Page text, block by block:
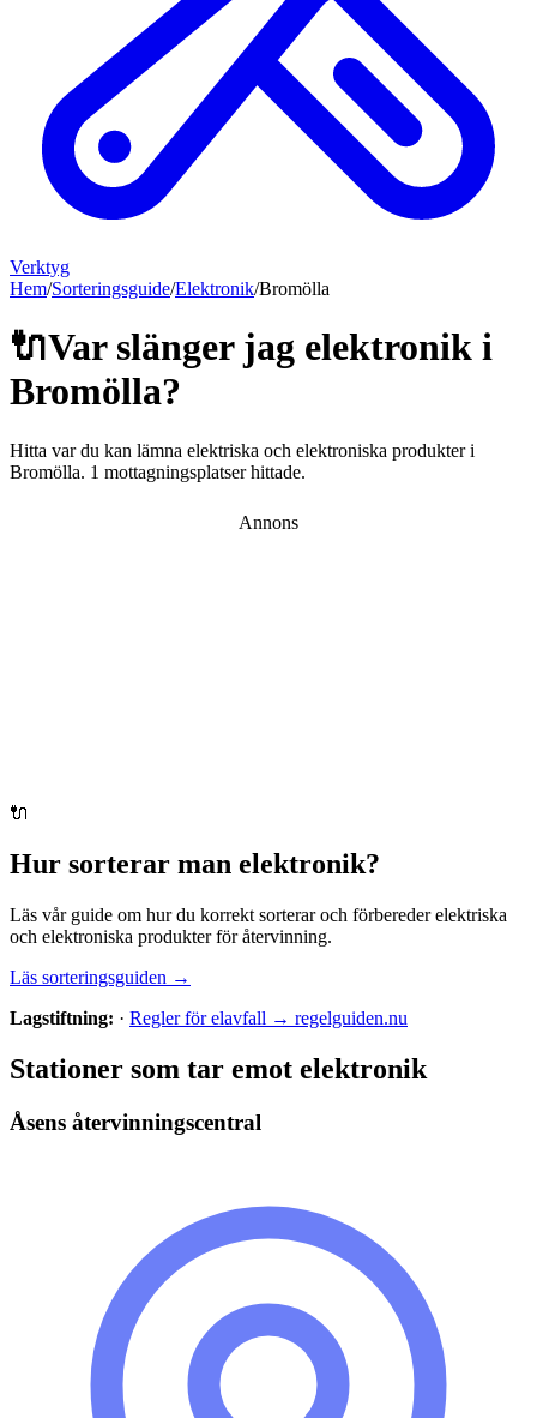
Verktyg
Hem/Sorteringsguide/Elektronik/Bromölla
🔌Var slänger jag elektronik i
Bromölla?
Hitta var du kan lämna elektriska och elektroniska produkteri
Bromölla. 1 mottagningsplatser hittade.
Annons
🔌
Hur sorterar man elektronik?
Läs vår guide om hur du korrekt sorterar och förberederelektriska
och elektroniska produkterför återvinning.
Läs sorteringsguiden →
Lagstiftning: · Regler för elavfall → regelguiden.nu
Stationer som tar emot elektronik
Åsens återvinningscentral